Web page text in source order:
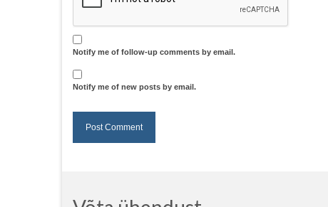
Notify me of follow-up comments by email.
Notify me of new posts by email.